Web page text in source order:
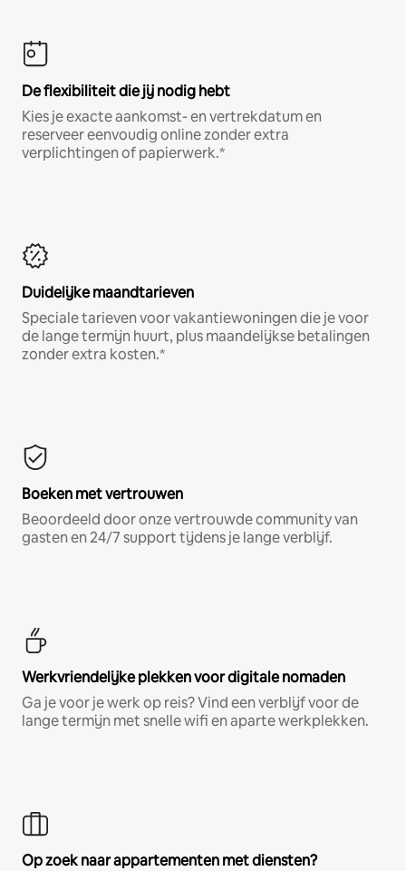
De flexibiliteit die jij nodig hebt
Kies je exacte aankomst- en vertrekdatum en
reserveer eenvoudig online zonder extra
verplichtingen of papierwerk.*
Duidelijke maandtarieven
Speciale tarieven voor vakantiewoningen die je voor
de lange termijn huurt, plus maandelijkse betalingen
zonder extra kosten.*
Boeken met vertrouwen
Beoordeeld door onze vertrouwde community van
gasten en 24/7 support tijdens je lange verblijf.
Werkvriendelijke plekken voor digitale nomaden
Ga je voor je werk op reis? Vind een verblijf voor de
lange termijn met snelle wifi en aparte werkplekken.
Op zoek naar appartementen met diensten?